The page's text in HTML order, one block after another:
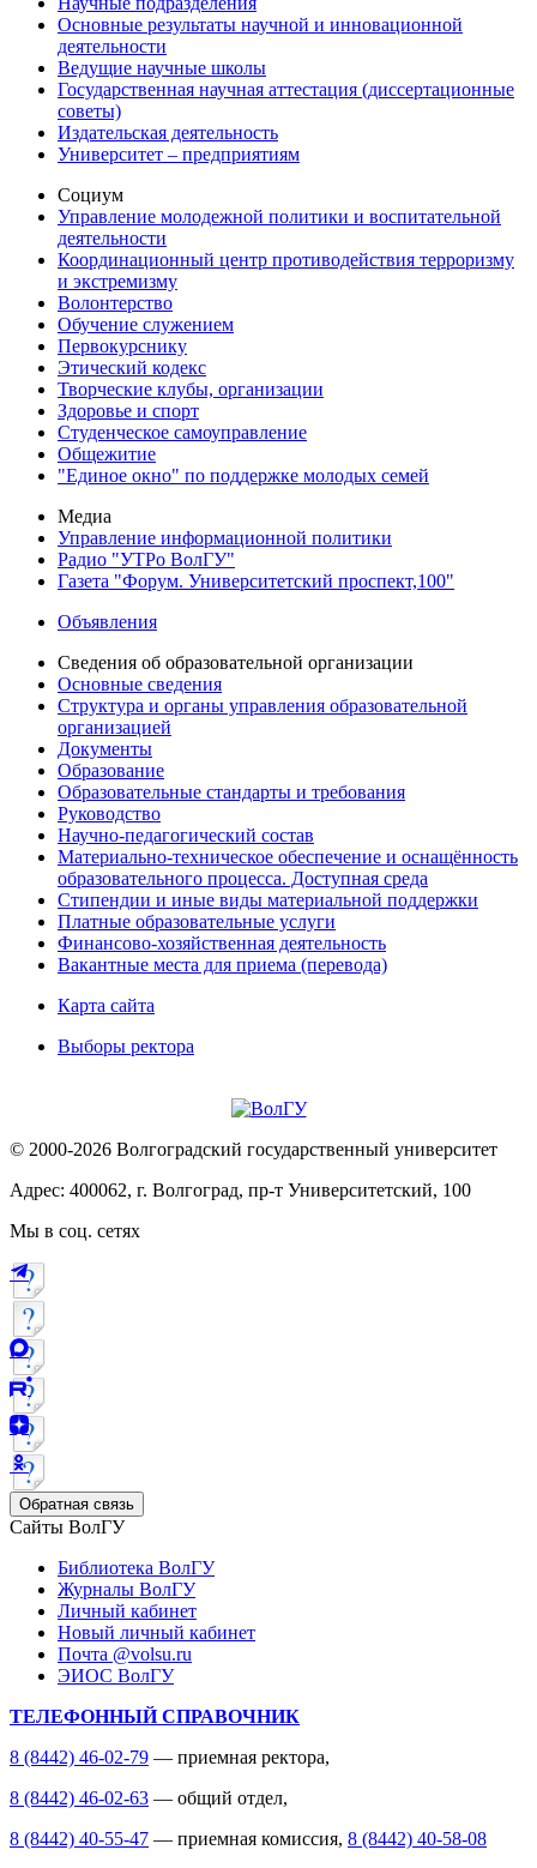
Основные результаты научной и инновационной
деятельности
Ведущие научные школы
Государственная научная аттестация (диссертационные
советы)
Издательская деятельность
Университет – предприятиям
Социум
Управление молодежной политики и воспитательной
деятельности
Координационный центр противодействия терроризму
и экстремизму
Волонтерство
Обучение служением
Первокурснику
Этический кодекс
Творческие клубы, организации
Здоровье и спорт
Студенческое самоуправление
Общежитие
"Единое окно" по поддержке молодых семей
Медиа
Управление информационной политики
Радио "УТРо ВолГУ"
Газета "Форум. Университетский проспект,100"
Объявления
Сведения об образовательной организации
Основные сведения
Структура и органы управления образовательной
организацией
Документы
Образование
Образовательные стандарты и требования
Руководство
Научно-педагогический состав
Материально-техническое обеспечение и оснащённость
образовательного процесса. Доступная среда
Стипендии и иные виды материальной поддержки
Платные образовательные услуги
Финансово-хозяйственная деятельность
Вакантные места для приема (перевода)
Карта сайта
Выборы ректора
© 2000-2026 Волгоградский государственный университет
Адрес: 400062, г. Волгоград, пр-т Университетский, 100
Мы в соц. сетях
Обратная связь
Сайты ВолГУ
Библиотека ВолГУ
Журналы ВолГУ
Личный кабинет
Новый личный кабинет
Почта @volsu.ru
ЭИОС ВолГУ
ТЕЛЕФОННЫЙ СПРАВОЧНИК
8 (8442) 46-02-79 — приемная ректора,
8 (8442) 46-02-63 — общий отдел,
8 (8442) 40-55-47 — приемная комиссия, 8 (8442) 40-58-08